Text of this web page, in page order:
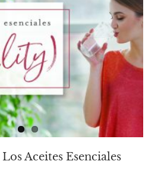
Aceites Esenciales